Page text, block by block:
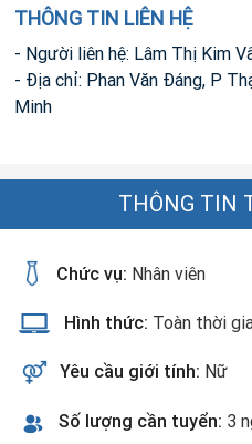
THÔNG TIN LIÊN HỆ
- Người liên hệ: Lâm Thị Kim
- Địa chỉ: Phan Văn Đáng, P
Minh
THÔNG TIN
Chức vụ: Nhân viên
Hình thức: Toàn thời
Yêu cầu giới tính: Nữ
Số lượng cần tuyển: 3